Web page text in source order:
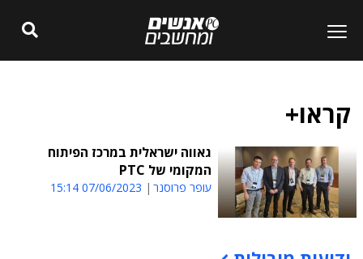
קראו+
גאווה ישראלית במרכז הפיתוח
המקומי של PTC
עופר פרוסנר 07/06/2023 15:14